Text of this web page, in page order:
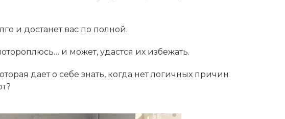
и достанет вас по полной.
и может, удастся их избежать.
дает о себе знать, когда нет логичных причин